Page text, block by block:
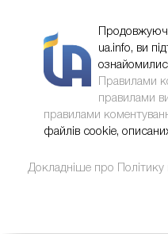
ua.info, ви
Правилами
правилами
правилами
файлів cookie,
Докладніше про Політику